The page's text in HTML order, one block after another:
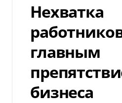
Нехватка
главным
бизнеса